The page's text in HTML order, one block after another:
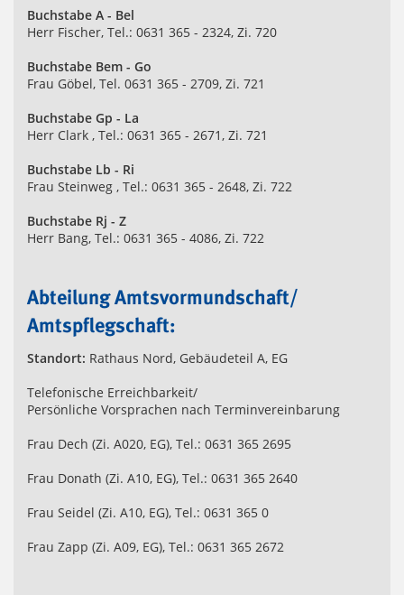
Buchstabe A - Bel
Herr Fischer, Tel.: 0631 365 - 2324, Zi. 720
Buchstabe Bem - Go
Frau Göbel, Tel. 0631 365 - 2709, Zi. 721
Buchstabe Gp - La
Herr Clark , Tel.: 0631 365 - 2671, Zi. 721
Buchstabe Lb - Ri
Frau Steinweg , Tel.: 0631 365 - 2648, Zi. 722
Buchstabe Rj - Z
Herr Bang, Tel.: 0631 365 - 4086, Zi. 722
Abteilung Amtsvormundschaft/
Amtspflegschaft:
Standort: Rathaus Nord, Gebäudeteil A, EG
Telefonische Erreichbarkeit/
Persönliche Vorsprachen nach Terminvereinbarung
Frau Dech (Zi. A020, EG), Tel.: 0631 365 2695
Frau Donath (Zi. A10, EG), Tel.: 0631 365 2640
Frau Seidel (Zi. A10, EG), Tel.: 0631 365 0
Frau Zapp (Zi. A09, EG), Tel.: 0631 365 2672